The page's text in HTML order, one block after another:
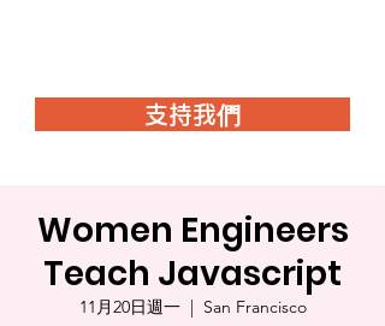
支持我們
Women Engineers
Teach Javascript
11月20日週一
  |
San Francisco